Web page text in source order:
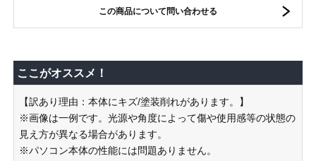
この商品について問い合わせる
ここがオススメ！
【訳あり理由：本体にキズ/塗装削れがあります。】
※画像は一例です。光源や角度によって傷や使用感等の状態の
見え方が異なる場合があります。
※パソコン本体の性能には問題ありません。